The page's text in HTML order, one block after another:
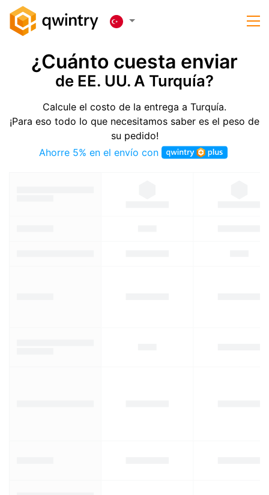
¿Cuánto cuesta enviar
de EE. UU. A Turquía?
Calcule el costo de la entrega a Turquía.
¡Para eso todo lo que necesitamos saber es el peso de
su pedido!
Ahorre 5% en el envío con